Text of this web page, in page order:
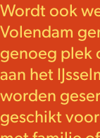
Wordt ook
Volendam
genoeg plek
aan het
worden
geschikt